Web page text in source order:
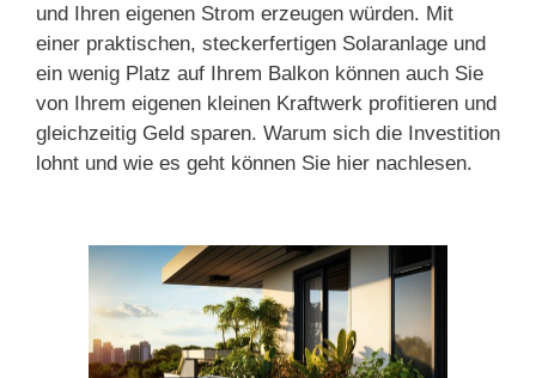
und Ihren eigenen Strom erzeugen würden. Mit
einer praktischen, steckerfertigen Solaranlage und
ein wenig Platz auf Ihrem Balkon können auch Sie
von Ihrem eigenen kleinen Kraftwerk profitieren und
gleichzeitig Geld sparen. Warum sich die Investition
lohnt und wie es geht können Sie hier nachlesen.